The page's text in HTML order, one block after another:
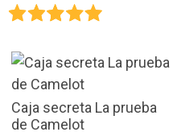
Caja secreta La prueba
de Camelot